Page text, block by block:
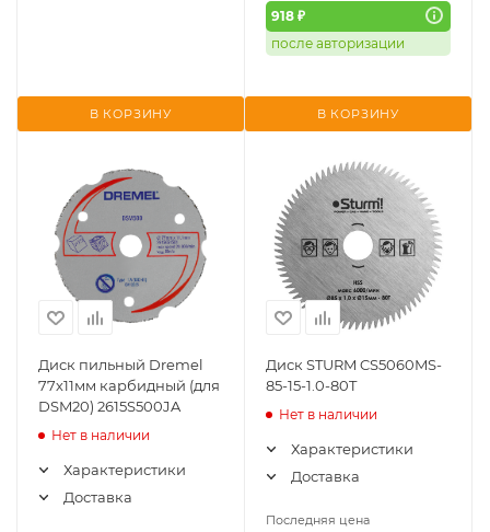
В КОРЗИНУ
918 ₽
после авторизации
В КОРЗИНУ
Диск пильный Dremel
77х11мм карбидный (для
DSM20) 2615S500JA
Нет в наличии
Характеристики
Доставка
Диск STURM CS5060MS-
85-15-1.0-80T
Нет в наличии
Характеристики
Доставка
Последняя цена